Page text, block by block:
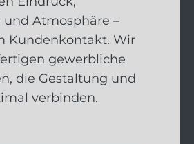
Atmosphäre –
Kundenkontakt. Wir
gewerbliche
die Gestaltung und
verbinden.